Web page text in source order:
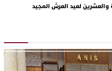
والعشرين لعيد العرش المجيد
وتؤكد مكانتها بأداء مميز في
كواليس مثيرة لعملية تحرير